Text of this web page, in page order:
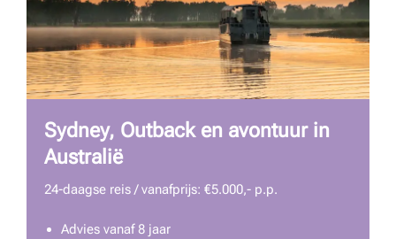
Sydney, Outback en avontuur in
Australië
24-daagse reis / vanafprijs: €5.000,- p.p.
Advies vanaf 8 jaar